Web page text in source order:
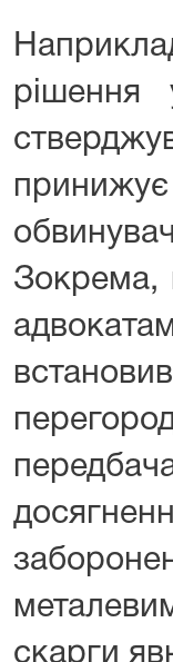
Зокрема,
скарги